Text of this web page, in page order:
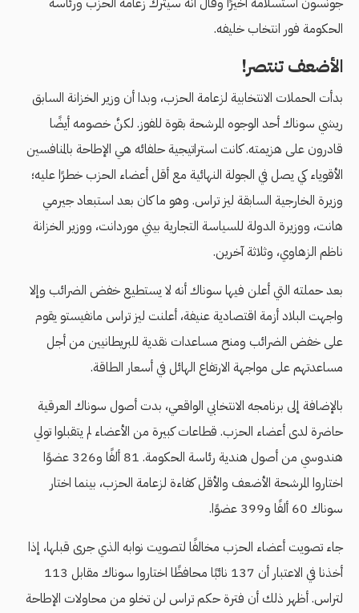
الحكومة فور انتخاب خليفه.
الأضعف تنتصر!
بدأت الحملات الانتخابية لزعامة الحزب، وبدا أن وزير الخزانة السابق
ريشي سوناك أحد الوجوه المرشحة بقوة للفوز. لكنَّ خصومه أيضًا
قادرون على هزيمته. كانت استراتيجية حلفائه هي الإطاحة بالمنافسين
الأقوياء كي يصل في الجولة النهائية مع أقل أعضاء الحزب خطرًا عليه؛
وزيرة الخارجية السابقة ليز تراس. وهو ما كان بعد استبعاد جيرمي
هانت، ووزيرة الدولة للسياسة التجارية بيني موردانت، ووزير الخزانة
ناظم الزهاوي، وثلاثة آخرين.
بعد حملته التي أعلن فيها سوناك أنه لا يستطيع خفض الضرائب وإلا
واجهت البلاد أزمة اقتصادية عنيفة، أعلنت ليز تراس مانفيستو يقوم
على خفض الضرائب ومنح مساعدات نقدية للبريطانيين من أجل
مساعدتهم على مواجهة الارتفاع الهائل في أسعار الطاقة.
بالإضافة إلى برنامجه الانتخابي الواقعي، بدت أصول سوناك العرقية
حاضرة لدى أعضاء الحزب. قطاعات كبيرة من الأعضاء لم يتقبلوا تولي
هندوسي من أصول هندية رئاسة الحكومة. 81 ألفًا و326 عضوًا
اختاروا المرشحة الأضعف والأقل كفاءة لزعامة الحزب، بينما اختار
سوناك 60 ألفًا و399 عضوًا.
جاء تصويت أعضاء الحزب مخالفًا لتصويت نوابه الذي جرى قبلها، إذا
أخذنا في الاعتبار أن 137 نائبًا محافظًا اختاروا سوناك مقابل 113
لتراس. أظهر ذلك أن فترة حكم تراس لن تخلو من محاولات الإطاحة